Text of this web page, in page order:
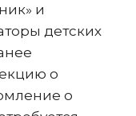
и
детских
о
о